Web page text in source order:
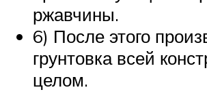
ржавчины.
6) После этого
грунтовка всей
целом.